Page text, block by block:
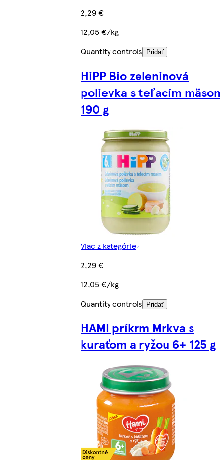
2,29 €
12,05 €/kg
Quantity controls
Pridať
HiPP Bio zeleninová
polievka s teľacím
190 g
Viac z kategórie
2,29 €
12,05 €/kg
Quantity controls
Pridať
HAMI príkrm Mrkva s
kuraťom a ryžou 6+ 125 g